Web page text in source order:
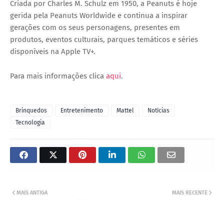
Criada por Charles M. Schulz em 1950, a Peanuts é hoje
gerida pela Peanuts Worldwide e continua a inspirar
gerações com os seus personagens, presentes em
produtos, eventos culturais, parques temáticos e séries
disponíveis na Apple TV+.
Para mais informações clica aqui.
Brinquedos Entretenimento Mattel
Notícias
Tecnologia
MAIS RECENTE
MAIS ANTIGA